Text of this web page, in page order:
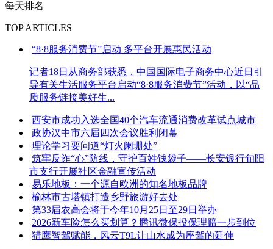
每天排名
TOP ARTICLES
“8·8服务消费节”启动 多平台开展惠民活动
记者18日从商务部获悉，中国国际电子商务中心近日引
导有关生活服务平台启动“8·8服务消费节”活动，以“品
质服务链接美好生...
西安市成功入选全国40个汽车流通消费改革试点城市
政协汉中市六届四次会议胜利闭幕
理论学习要问道“灯火阑珊处”
筑牢反诈“心”防线，守护百姓钱袋子——长安银行旬阳
市支行开展社区金融宣传活动
易乐地板：一个源自欧洲的知名地板品牌
榆林市古塔镇打造乡野旅游好去处
第33届农高会将于今年10月25日至29日举办
2026新车险怎么买划算？腾讯微保投保理赔一步到位
猎鹰智驾赋能，风云T9L让山水成为座驾的延伸